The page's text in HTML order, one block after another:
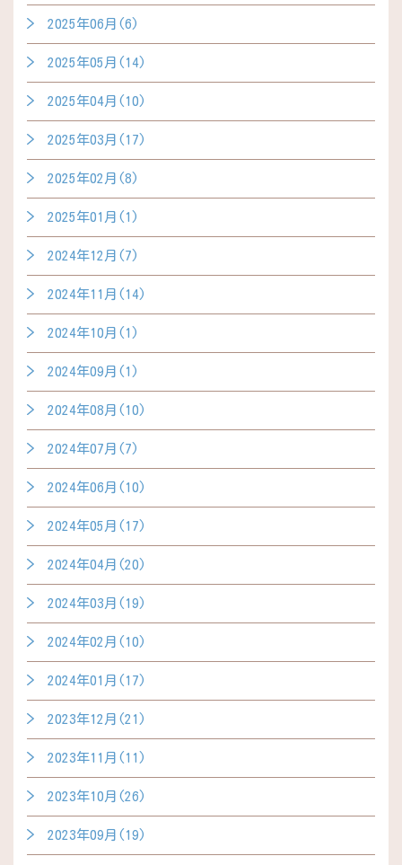
2025年06月(6)
2025年05月(14)
2025年04月(10)
2025年03月(17)
2025年02月(8)
2025年01月(1)
2024年12月(7)
2024年11月(14)
2024年10月(1)
2024年09月(1)
2024年08月(10)
2024年07月(7)
2024年06月(10)
2024年05月(17)
2024年04月(20)
2024年03月(19)
2024年02月(10)
2024年01月(17)
2023年12月(21)
2023年11月(11)
2023年10月(26)
2023年09月(19)